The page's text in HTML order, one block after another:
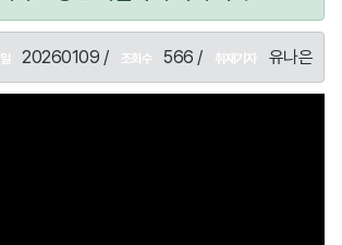
20260109 / 조회수 566 / 취재기자 유나은